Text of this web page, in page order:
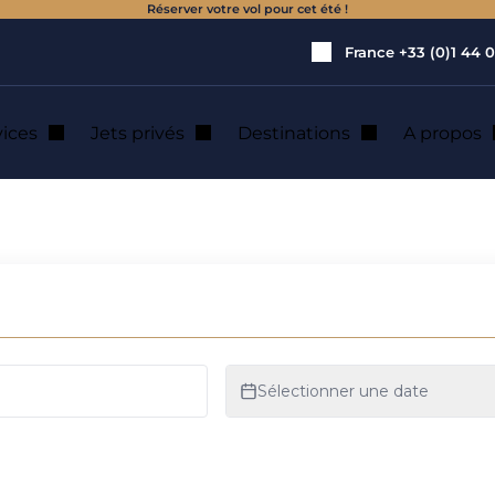
Réserver votre vol pour cet été !
France +33 (0)1 44
Jets privés Destinations A propos